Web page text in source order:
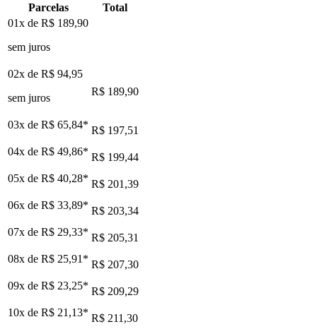
Parcelas
Total
01x de R$ 189,90
sem juros
02x de R$ 94,95
sem juros
R$ 189,90
03x de R$ 65,84* R$ 197,51
04x de R$ 49,86* R$ 199,44
05x de R$ 40,28* R$ 201,39
06x de R$ 33,89* R$ 203,34
07x de R$ 29,33* R$ 205,31
08x de R$ 25,91 * R$ 207,30
09x de R$ 23,25* R$ 209,29
10x de R$ 21,13* R$ 211,30